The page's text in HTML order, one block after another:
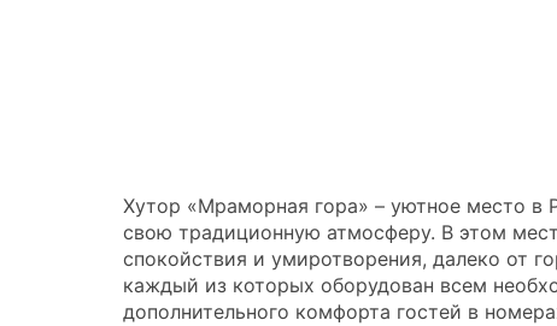
Хутор «Мраморная гора» – уютное место в
свою традиционную атмосферу. В этом
спокойствия и умиротворения, далеко от
каждый из которых оборудован всем
дополнительного комфорта гостей в